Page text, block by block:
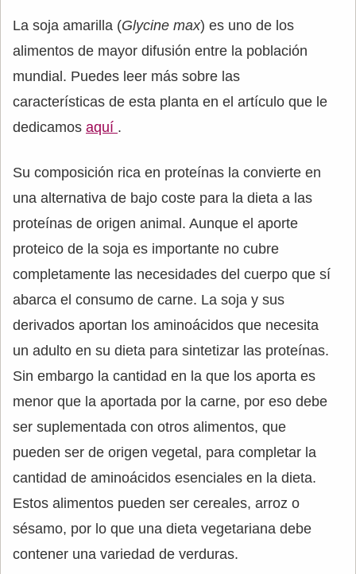
La soja amarilla (Glycine max) es uno de los
alimentos de mayor difusión entre la población
mundial. Puedes leer más sobre las
características de esta planta en el artículo que le
dedicamos aquí .
Su composición rica en proteínas la convierte en
una alternativa de bajo coste para la dieta a las
proteínas de origen animal. Aunque el aporte
proteico de la soja es importante no cubre
completamente las necesidades del cuerpo que sí
abarca el consumo de carne. La soja y sus
derivados aportan los aminoácidos que necesita
un adulto en su dieta para sintetizar las proteínas.
Sin embargo la cantidad en la que los aporta es
menor que la aportada por la carne, por eso debe
ser suplementada con otros alimentos, que
pueden ser de origen vegetal, para completar la
cantidad de aminoácidos esenciales en la dieta.
Estos alimentos pueden ser cereales, arroz o
sésamo, por lo que una dieta vegetariana debe
contener una variedad de verduras.